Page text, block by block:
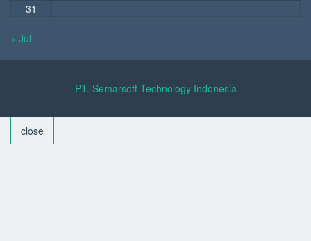
31
« Jul
PT. Semarsoft Technology Indonesia
close